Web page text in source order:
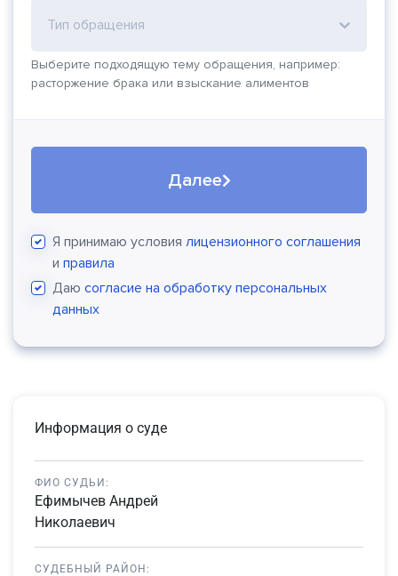
Тип обращения
Выберите подходящую тему обращения, например:
расторжение брака или взыскание алиментов
Далее
Я принимаю условия лицензионного соглашения
и правила
Даю согласие на обработку персональных
данных
Информация о суде
ФИО СУДЬИ:
Ефимычев Андрей
Николаевич
СУДЕБНЫЙ РАЙОН: